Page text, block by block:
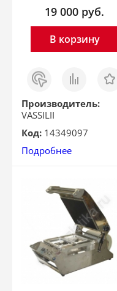
19 000 руб.
В корзину
Заказ
в 1
клик
Сравнить
Производитель:
VASSILII
Код: 14349097
Подробнее